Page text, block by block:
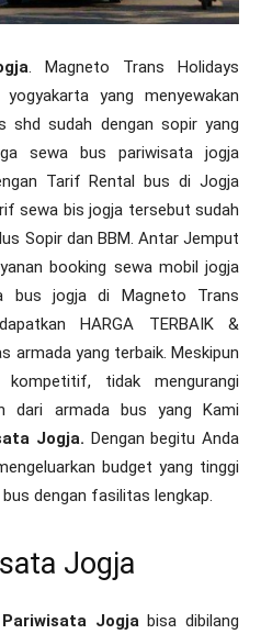
. Magneto Trans Holidays
yang menyewakan
shd sudah dengan sopir yang
sewa bus pariwisata jogja
Tarif Rental bus di Jogja
sewa bis jogja tersebut sudah
Sopir dan BBM. Antar Jemput
booking sewa mobil jogja
bus jogja di Magneto Trans
HARGA TERBAIK &
armada yang terbaik. Meskipun
tidak mengurangi
dari armada bus yang Kami
Jogja. Dengan begitu Anda
budget yang tinggi
dengan fasilitas lengkap.
Jogja
Jogjabisa dibilang